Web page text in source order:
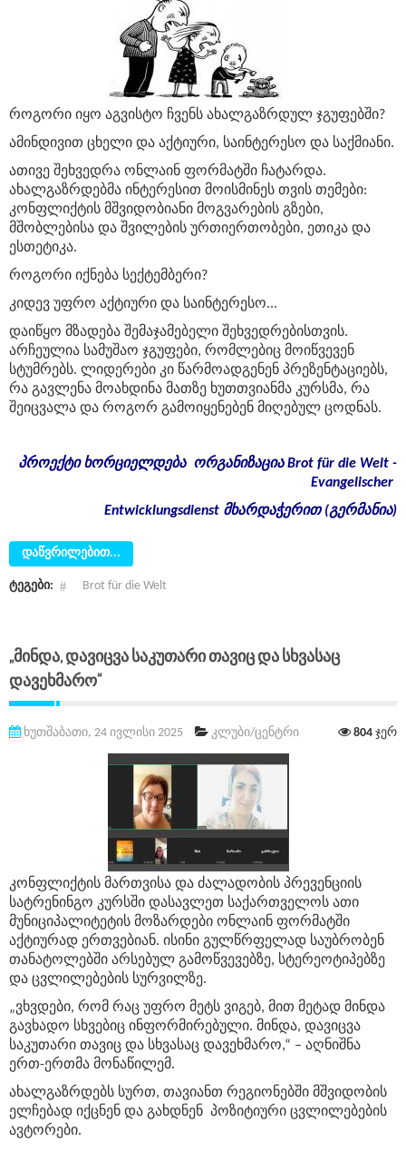
როგორი იყო აგვისტო ჩვენს ახალგაზრდულ ჯგუფებში?
ამინდივით ცხელი და აქტიური, საინტერესო და საქმიანი.
ათივე შეხვედრა ონლაინ ფორმატში ჩატარდა.
ახალგაზრდებმა ინტერესით მოისმინეს თვის თემები:
კონფლიქტის მშვიდობიანი მოგვარების გზები,
მშობლებისა და შვილების ურთიერთობები, ეთიკა და
ესთეტიკა.
როგორი იქნება სექტემბერი?
კიდევ უფრო აქტიური და საინტერესო...
დაიწყო მზადება შემაჯამებელი შეხვედრებისთვის.
არჩეულია სამუშაო ჯგუფები, რომლებიც მოიწვევენ
სტუმრებს. ლიდერები კი წარმოადგენენ პრეზენტაციებს,
რა გავლენა მოახდინა მათზე ხუთთვიანმა კურსმა, რა
შეიცვალა და როგორ გამოიყენებენ მიღებულ ცოდნას.
პროექტი ხორციელდება ორგანიზაციაBrot für die Welt -
Evangelischer
Entwicklungsdienst მხარდაჭერით(გერმანია)
დაწვრილებით...
ტეგები: Brot für die Welt
„მინდა, Დავიცვა Საკუთარი Თავიც Და Სხვასაც
Დავეხმარო“
ხუთშაბათი, 24 ივლისი 2025 კლუბი/ცენტრი 804 ჯერ
კონფლიქტის მართვისა და ძალადობის პრევენციის
სატრენინგო კურსში დასავლეთ საქართველოს ათი
მუნიციპალიტეტის მოზარდები ონლაინ ფორმატში
აქტიურად ერთვებიან. ისინი გულწრფელად საუბრობენ
თანატოლებში არსებულ გამოწვევებზე, სტერეოტიპებზე
და ცვლილებების სურვილზე.
„ვხვდები, რომ რაც უფრო მეტს ვიგებ, მით მეტად მინდა
გავხადო სხვებიც ინფორმირებული. მინდა, დავიცვა
საკუთარი თავიც და სხვასაც დავეხმარო,“ – აღნიშნა
ერთ-ერთმა მონაწილემ.
ახალგაზრდებს სურთ, თავიანთ რეგიონებში მშვიდობის
ელჩებად იქცნენ და გახდნენ პოზიტიური ცვლილებების
ავტორები.